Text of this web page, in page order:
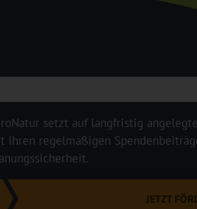
setzt auf langfristig
Ihren regelmäßigen
JETZT